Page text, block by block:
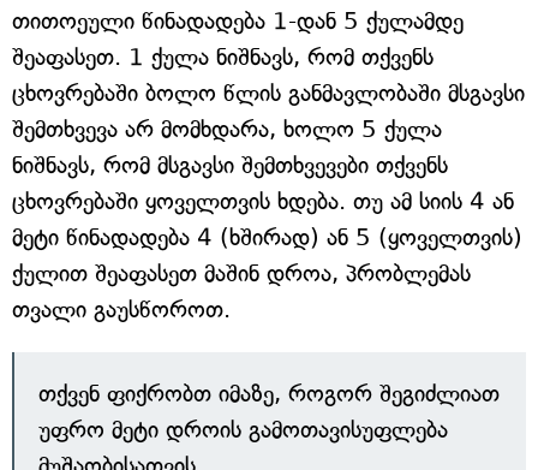
თითოეული წინადადება 1-დან 5 ქულამდე
შეაფასეთ. 1 ქულა ნიშნავს, რომ თქვენს
ცხოვრებაში ბოლო წლის განმავლობაში მსგავსი
შემთხვევა არ მომხდარა, ხოლო 5 ქულა
ნიშნავს, რომ მსგავსი შემთხვევები თქვენს
ცხოვრებაში ყოველთვის ხდება. თუ ამ სიის 4 ან
მეტი წინადადება 4 (ხშირად) ან 5 (ყოველთვის)
ქულით შეაფასეთ მაშინ დროა, პრობლემას
თვალი გაუსწოროთ.
თქვენ ფიქრობთ იმაზე, როგორ შეგიძლიათ
უფრო მეტი დროის გამოთავისუფლება